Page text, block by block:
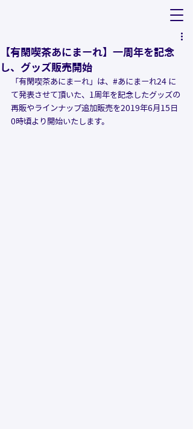
【有閑喫茶あにまーれ】一周年を記念
し、グッズ販売開始
「有閑喫茶あにまーれ」は、#あにまーれ24 に
て発表させて頂いた、1周年を記念したグッズの
再販やラインナップ追加販売を2019年6月15日
0時頃より開始いたします。